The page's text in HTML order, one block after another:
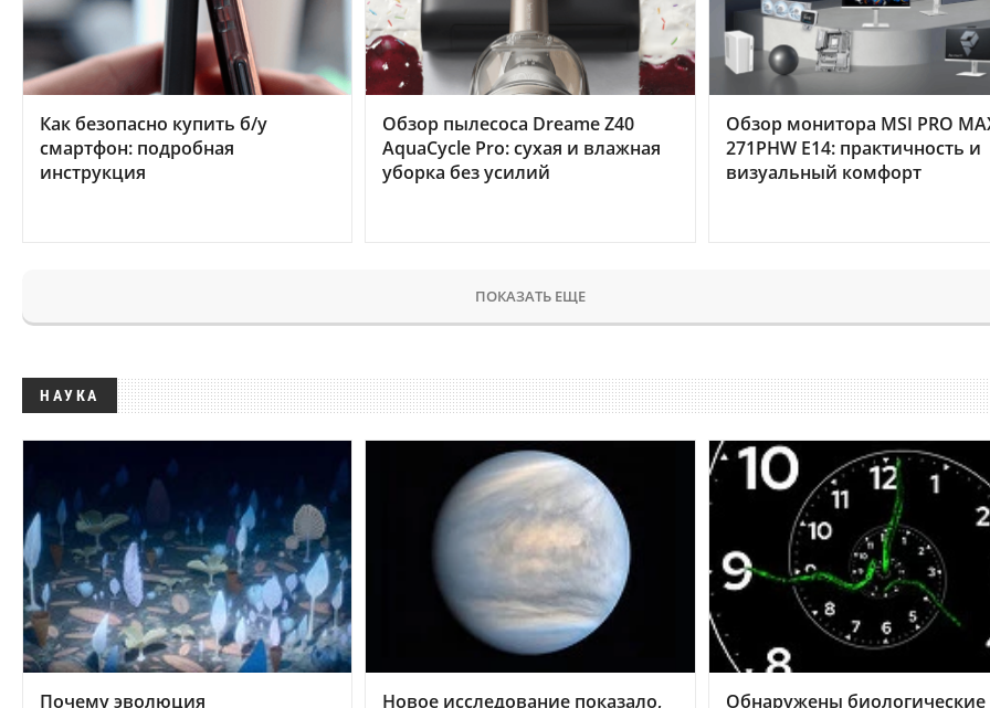
Как безопасно купить б/у
смартфон: подробная
инструкция
Обзор пылесоса Dreame Z40
AquaCycle Pro: сухая и влажная
уборка без усилий
Обзор монитора MSI PRO
271PHW E14: практичность и
визуальный комфорт
ПОКАЗАТЬ ЕЩЕ
НАУКА
Почему эволюция
Новое исследование показало,
Обнаружены биологические